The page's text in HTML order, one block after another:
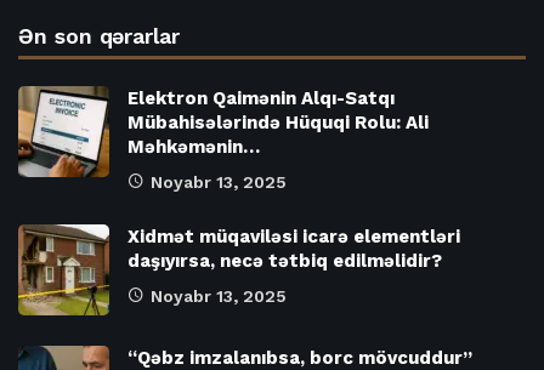
Ən son qərarlar
Elektron Qaimənin Alqı-Satqı
Mübahisələrində Hüquqi Rolu: Ali
Məhkəmənin…
Noyabr 13, 2025
Xidmət müqaviləsi icarə elementləri
daşıyırsa, necə tətbiq edilməlidir?
Noyabr 13, 2025
“Qəbz imzalanıbsa, borc mövcuddur”